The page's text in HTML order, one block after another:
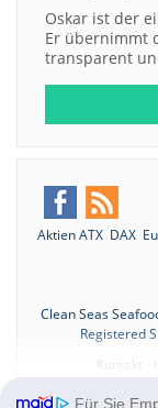
Oskar ist der
Er übernimmt
transparent
Aktien ATX DAX
Clean Seas
Registered
Kontakt
Sitemap-
Für Sie